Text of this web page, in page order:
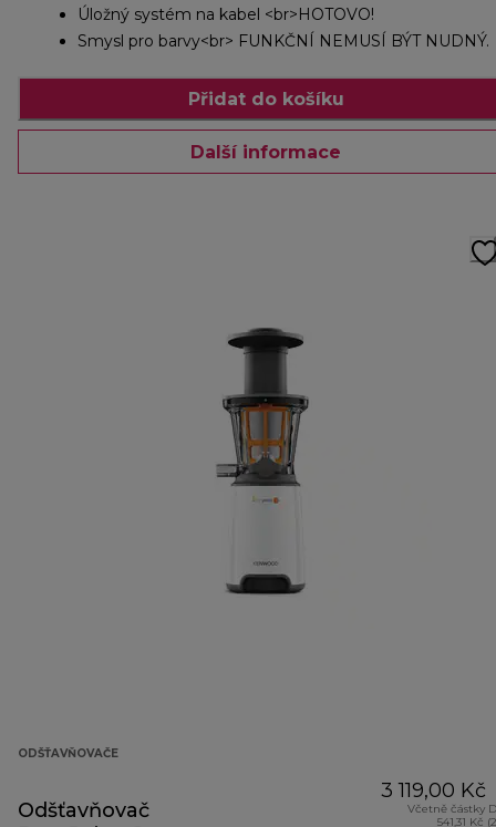
Úložný systém na kabel <br>HOTOVO!
Smysl pro barvy<br> FUNKČNÍ NEMUSÍ BÝT NUDNÝ.
Přidat do košíku
Další informace
ODŠŤAVŇOVAČE
Odšťavňovač
3 119,00 Kč
Včetně částky
541,31 Kč